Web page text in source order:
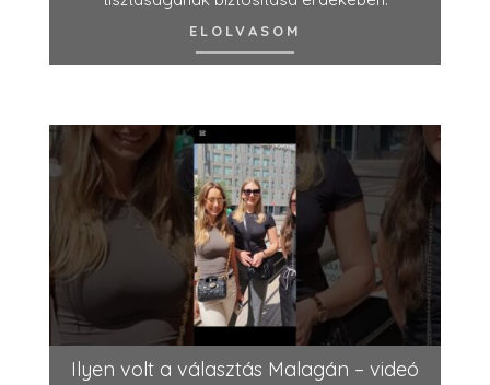
ELOLVASOM
Ilyen volt a választás Malagán – videó